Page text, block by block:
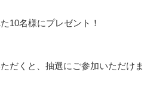
10名様にプレゼント！
だくと、抽選にご参加いただけま